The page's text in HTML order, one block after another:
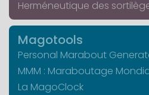
Herméneutique des
Magotools
Personal Marabout
MMM : Maraboutage
La MagoClock